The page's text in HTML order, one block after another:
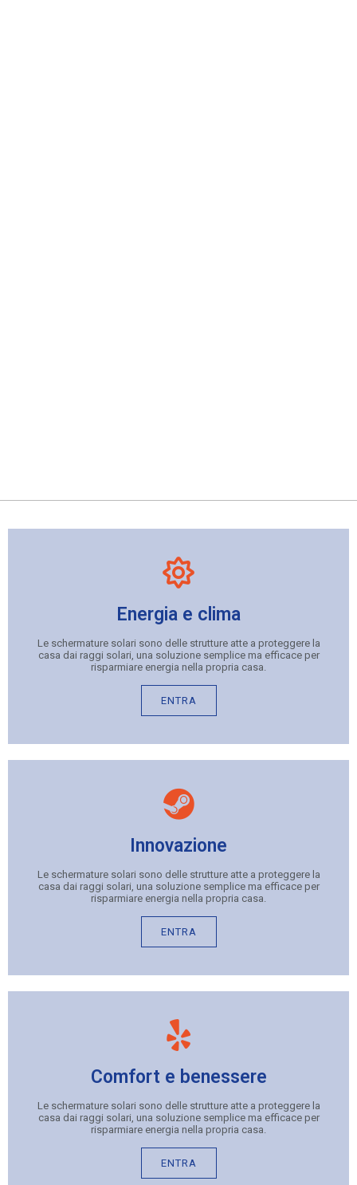
Energia e clima
Le schermature solari sono delle strutture atte a proteggere la
casa dai raggi solari, una soluzione semplice ma efficace per
risparmiare energia nella propria casa.
ENTRA
Innovazione
Le schermature solari sono delle strutture atte a proteggere la
casa dai raggi solari, una soluzione semplice ma efficace per
risparmiare energia nella propria casa.
ENTRA
Comfort e benessere
Le schermature solari sono delle strutture atte a proteggere la
casa dai raggi solari, una soluzione semplice ma efficace per
risparmiare energia nella propria casa.
ENTRA